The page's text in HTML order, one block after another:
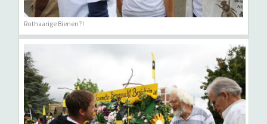
Rothaarige Bienen?!